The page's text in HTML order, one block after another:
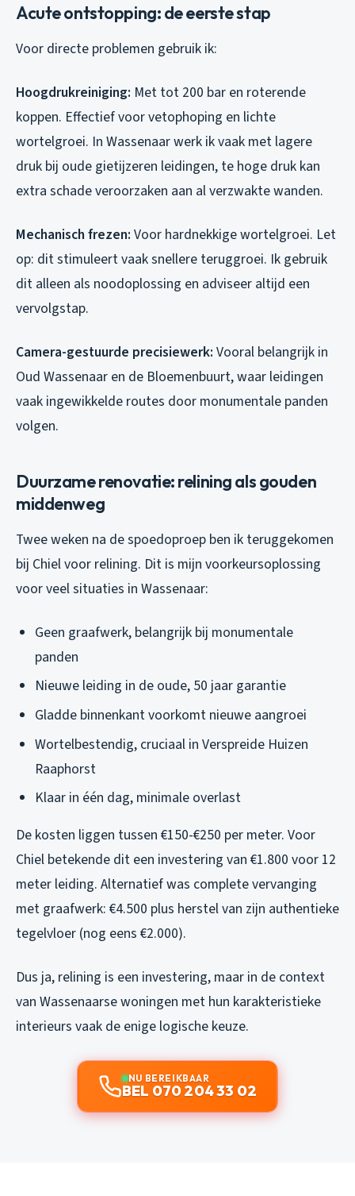
Acute ontstopping: de eerste stap
Voor directe problemen gebruik ik:
Hoogdrukreiniging: Met tot 200 bar en roterende
koppen. Effectief voor vetophoping en lichte
wortelgroei. In Wassenaar werk ik vaak met lagere
druk bij oude gietijzeren leidingen, te hoge druk kan
extra schade veroorzaken aan al verzwakte wanden.
Mechanisch frezen: Voor hardnekkige wortelgroei. Let
op: dit stimuleert vaak snellere teruggroei. Ik gebruik
dit alleen als noodoplossing en adviseer altijd een
vervolgstap.
Camera-gestuurde precisiewerk: Vooral belangrijk in
Oud Wassenaar en de Bloemenbuurt, waar leidingen
vaak ingewikkelde routes door monumentale panden
volgen.
Duurzame renovatie: relining als gouden
middenweg
Twee weken na de spoedoproep ben ik teruggekomen
bij Chiel voor relining. Dit is mijn voorkeursoplossing
voor veel situaties in Wassenaar:
Geen graafwerk, belangrijk bij monumentale
panden
Nieuwe leiding in de oude, 50 jaar garantie
Gladde binnenkant voorkomt nieuwe aangroei
Wortelbestendig, cruciaal in Verspreide Huizen
Raaphorst
Klaar in één dag, minimale overlast
De kosten liggen tussen €150-€250 per meter. Voor
Chiel betekende dit een investering van €1.800 voor 12
meter leiding. Alternatief was complete vervanging
met graafwerk: €4.500 plus herstel van zijn authentieke
tegelvloer (nog eens €2.000).
Dus ja, relining is een investering, maar in de context
van Wassenaarse woningen met hun karakteristieke
interieurs vaak de enige logische keuze.
NU BEREIKBAAR
BEL 070 204 33 02